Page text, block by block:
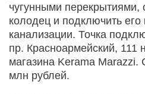
чугунными перекрытиями,
колодец и подключить его
канализации. Точка
пр. Красноармейский, 111
магазина Kerama
млн рублей.